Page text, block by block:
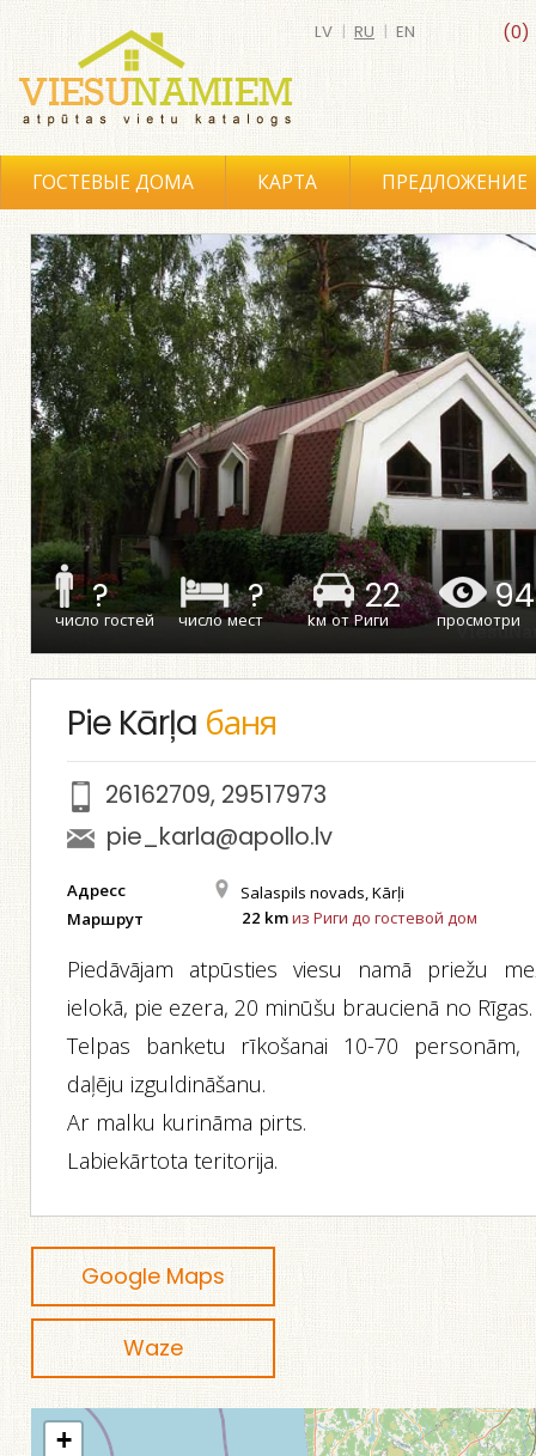
(0)
LV | RU | EN
ГОСТЕВЫЕ ДОМА КАРТА ПРЕДЛОЖЕНИЕ
?
число гостей
?
число мест
22
kм от Риги просмотри
Pie Kārļa баня
26162709, 29517973
pie_karla@apollo.lv
Адресс Salaspils novads, Kārļi
Маршрут 22 kmиз Риги до гостевой дом
Piedāvājam atpūsties viesu namā priežu
ielokā, pie ezera, 20 minūšu braucienā no Rīgas.
Telpas banketu rīkošanai 10-70 personām,
daļēju izguldināšanu.
Ar malku kurināma pirts.
Labiekārtota teritorija.
Google Maps
Waze
+